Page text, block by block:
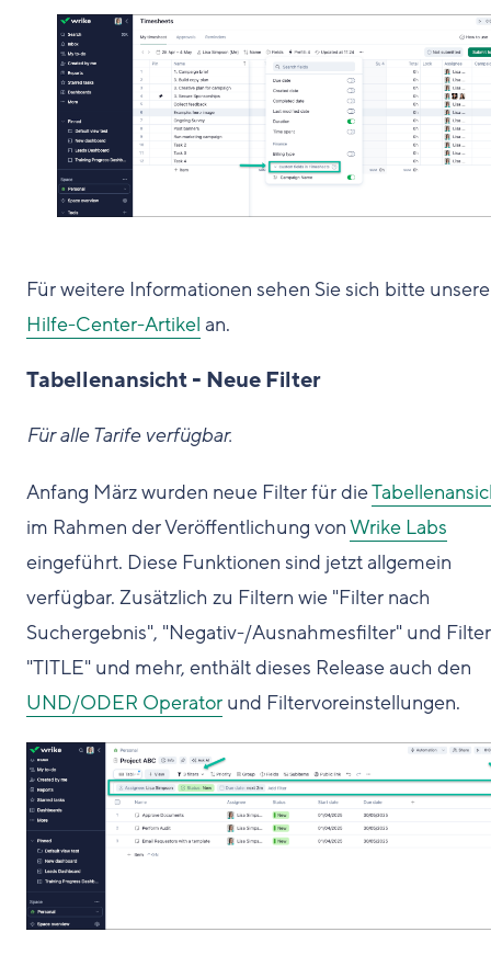
Für weitere Informationen sehen Sie sich bitte
Hilfe-Center-Artikel an.
Tabellenansicht - Neue Filter
Für alle Tarife verfügbar.
Anfang März wurden neue Filter für die
im Rahmen der Veröffentlichung vonWrike Labs
eingeführt. Diese Funktionen sind jetzt allgemein
verfügbar. Zusätzlich zu Filtern wie "Filter nach
Suchergebnis", "Negativ-/Ausnahmesfilter" und
"TITLE" und mehr, enthält dieses Release auch den
UND/ODER Operator und Filtervoreinstellungen.